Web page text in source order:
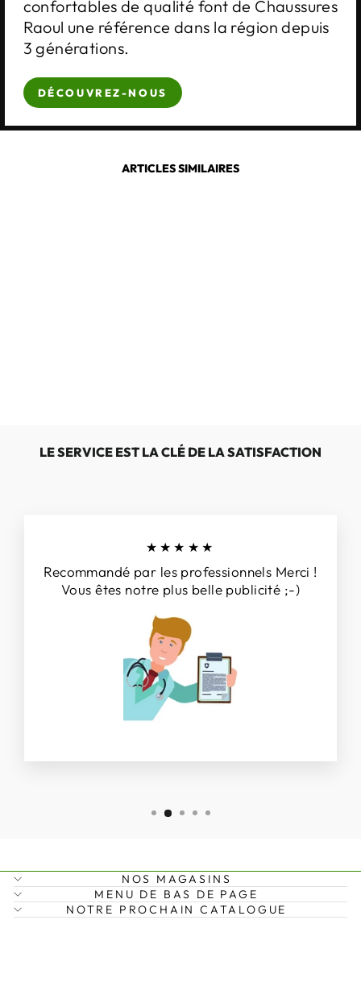
confortables de qualité font de Chaussures
Raoul une référence dans la région depuis
3 générations.
DÉCOUVREZ-NOUS
ARTICLES SIMILAIRES
LE SERVICE EST LA CLÉ DE LA SATISFACTION
★★★★★
Recommandé par les professionnels Merci !
Vous êtes notre plus belle publicité ;-)
NOS MAGASINS
MENU DE BAS DE PAGE
NOTRE PROCHAIN CATALOGUE